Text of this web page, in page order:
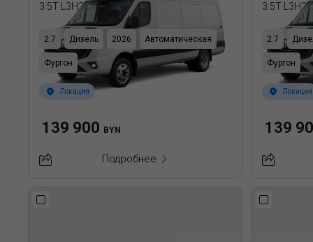
3.5T L3H2 DRW
2.7 Дизель 2026 Автоматическая
Фургон
Локация
139 900 BYN
Подробнее
3.5T L3H2
2.7
Фургон
Локация
139